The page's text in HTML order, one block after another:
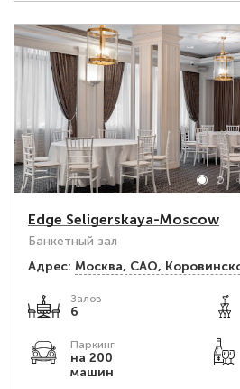
Edge Seligerskaya-Moscow
Банкетный зал
Адрес: Москва, САО,
Залов
6
Паркинг
на 200
машин